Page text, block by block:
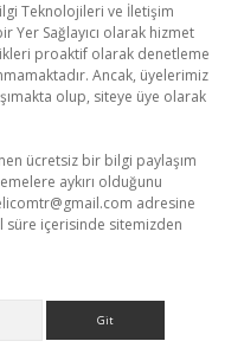
Teknolojileri ve İletişim
Yer Sağlayıcı olarak hizmet
proaktif olarak denetleme
Ancak, üyelerimiz
olup, siteye üye olarak
ücretsiz bir bilgi paylaşım
aykırı olduğunu
adresine
içerisinde sitemizden